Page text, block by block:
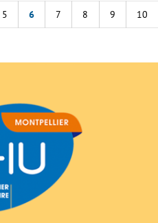
5 6 7 8 9 10